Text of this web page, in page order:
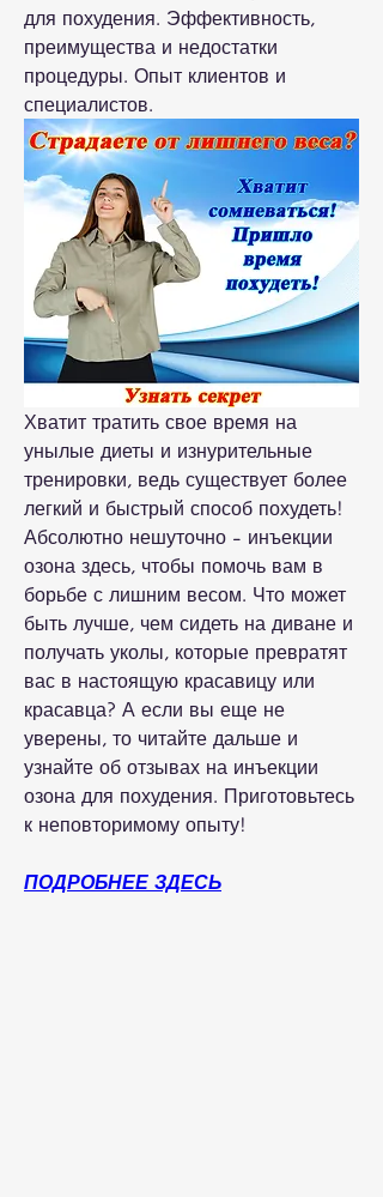
для похудения. Эффективность,
преимущества и недостатки
процедуры. Опыт клиентов и
специалистов.
Хватит тратить свое время на
унылые диеты и изнурительные
тренировки, ведь существует более
легкий и быстрый способ похудеть!
Абсолютно нешуточно - инъекции
озона здесь, чтобы помочь вам в
борьбе с лишним весом. Что может
быть лучше, чем сидеть на диване и
получать уколы, которые превратят
вас в настоящую красавицу или
красавца? А если вы еще не
уверены, то читайте дальше и
узнайте об отзывах на инъекции
озона для похудения. Приготовьтесь
к неповторимому опыту!
ПОДРОБНЕЕ ЗДЕСЬ